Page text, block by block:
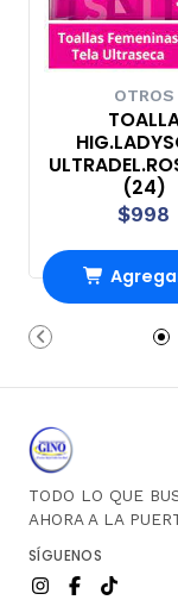
OTROS
(24)
$998
Carro
TODO LO QUE
AHORA A LA
SÍGUENOS